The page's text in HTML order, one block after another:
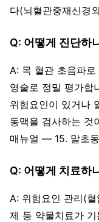
다(뇌혈관중재신경
Q: 어떻게 진단하
A: 목 혈관 초음파로
영술로 정밀 평가합
위험요인이 있거나
동맥을 검사하는 것
매뉴얼 — 15. 말초
Q: 어떻게 치료하
A: 위험요인 관리(혈
제 등 약물치료가